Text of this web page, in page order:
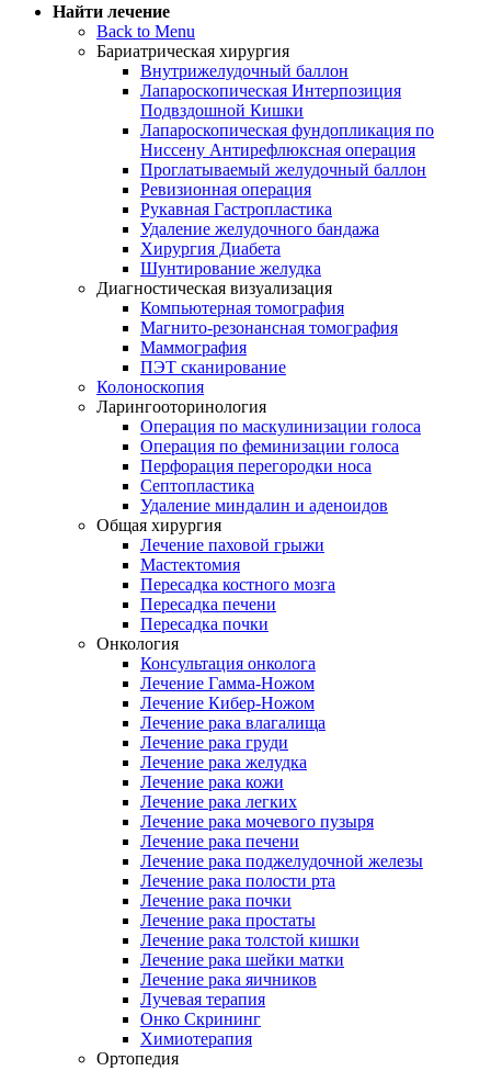
Найти лечение
Back to Menu
Бариатрическая хирургия
Внутрижелудочный баллон
Лапароскопическая Интерпозиция
Подвздошной Кишки
Лапароскопическая фундопликация по
Ниссену Антирефлюксная операция
Проглатываемый желудочный баллон
Ревизионная операция
Рукавная Гастропластика
Удаление желудочного бандажа
Хирургия Диабета
Шунтирование желудка
Диагностическая визуализация
Компьютерная томография
Магнито-резонансная томография
Маммография
ПЭТ сканирование
Колоноскопия
Ларингооторинология
Операция по маскулинизации голоса
Операция по феминизации голоса
Перфорация перегородки носа
Септопластика
Удаление миндалин и аденоидов
Общая хирургия
Лечение паховой грыжи
Мастектомия
Пересадка костного мозга
Пересадка печени
Пересадка почки
Онкология
Консультация онколога
Лечение Гамма-Ножом
Лечение Кибер-Ножом
Лечение рака влагалища
Лечение рака груди
Лечение рака желудка
Лечение рака кожи
Лечение рака легких
Лечение рака мочевого пузыря
Лечение рака печени
Лечение рака поджелудочной железы
Лечение рака полости рта
Лечение рака почки
Лечение рака простаты
Лечение рака толстой кишки
Лечение рака шейки матки
Лечение рака яичников
Лучевая терапия
Онко Скрининг
Химиотерапия
Ортопедия